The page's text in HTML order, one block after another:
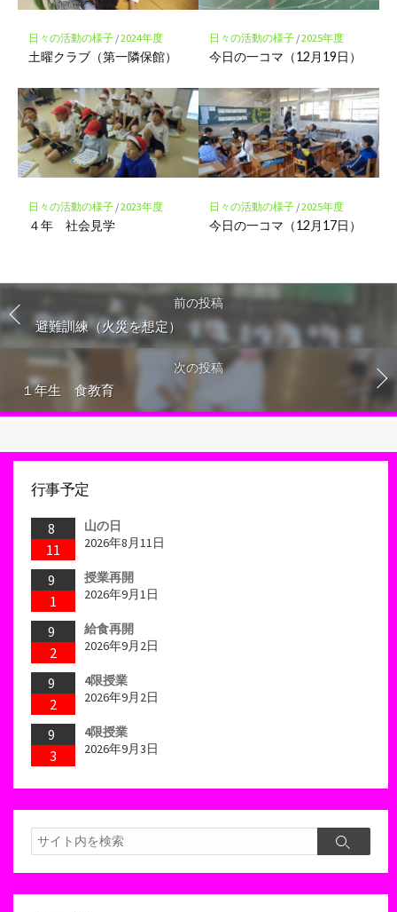
日々の活動の様子/2024年度
土曜クラブ（第一隣保館）
日々の活動の様子/2025年度
今日の一コマ（12月19日）
日々の活動の様子/2023年度
４年 社会見学
日々の活動の様子/2025年度
今日の一コマ（12月17日）
前の投稿
避難訓練（火災を想定）
次の投稿
１年生 食教育
行事予定
8
11
山の日
2026年8月11日
9
1
授業再開
2026年9月1日
9
2
給食再開
2026年9月2日
9
2
4限授業
2026年9月2日
9
3
4限授業
2026年9月3日
検
索
検